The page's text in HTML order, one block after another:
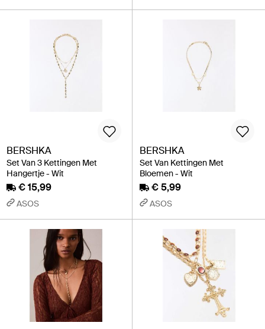
BERSHKA
Set Van 3 Kettingen Met
Hangertje - Wit
€ 15,99
ASOS
BERSHKA
Set Van Kettingen Met
Bloemen - Wit
€ 5,99
ASOS